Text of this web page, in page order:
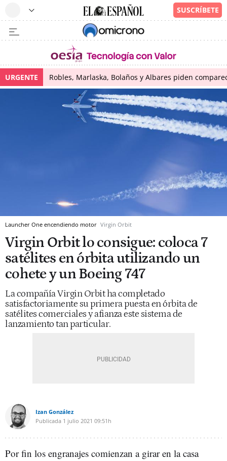
URGENTE Robles, Marlaska, Bolaños y Albares piden
Launcher One encendiendo motor Virgin Orbit
Virgin Orbit lo consigue: coloca 7
satélites en órbita utilizando un
cohete y un Boeing 747
La compañía Virgin Orbit ha completado
satisfactoriamente su primera puesta en órbita de
satélites comerciales y afianza este sistema de
lanzamiento tan particular.
Izan González
Publicada 1 julio 2021 09:51h
Por fin los engranajes comienzan a girar en la casa